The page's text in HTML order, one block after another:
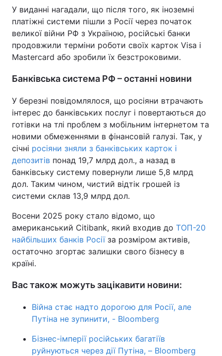
У виданні нагадали, що після того, як іноземні
платіжні системи пішли з Росії через початок
великої війни РФ з Україною, російські банки
продовжили терміни роботи своїх карток Visa і
Mastercard або зробили їх безстроковими.
Банківська система РФ – останні новини
У березні повідомлялося, що росіяни втрачають
інтерес до банківських послуг і повертаються до
готівки на тлі проблем з мобільним інтернетом та
новими обмеженнями в фінансовій галузі. Так, у
січні росіяни зняли з банківських карток і
депозитів понад 19,7 млрд дол., а назад в
банківську систему повернули лише 5,8 млрд
дол. Таким чином, чистий відтік грошей із
системи склав 13,9 млрд дол.
Восени 2025 року стало відомо, що
американський Сitibank, який входив до ТОП-20
найбільших банків Росіїза розміром активів,
остаточно згортає залишки свого бізнесу в
країні.
Вас також можуть зацікавити новини:
Війна стає надто дорогою для Росії, але
Путіна не зупинити, - Bloomberg
Бізнес-імперії російських багатіїв
руйнуються через дії Путіна, – Bloomberg